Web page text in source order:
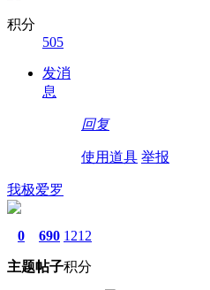
积分
505
发消
息
回复
使用道具 举报
我极爱罗
0
主题
690
帖子
1212
积分